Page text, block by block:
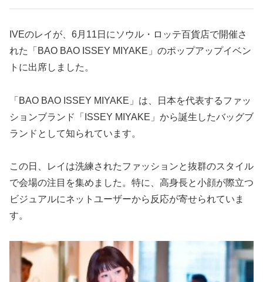
IVEのレイが、6月11日にソウル・ロッテ百貨店で開催さ
れた「BAO BAO ISSEY MIYAKE」のポップアップイベン
トに出席しました。
「BAO BAO ISSEY MIYAKE」は、日本を代表するファッ
ションブランド「ISSEY MIYAKE」から誕生したバッグブ
ランドとして知られています。
この日、レイは洗練されたファッションと抜群のスタイル
で会場の注目を集めました。特に、高身長と小顔が際立つ
ビジュアルにネットユーザーから反応が寄せられていま
す。